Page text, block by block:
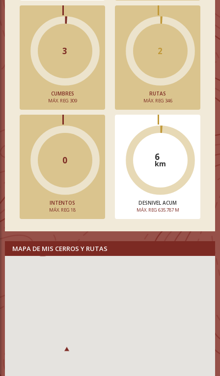
3
CUMBRES
MÁX. REG 309
2
RUTAS
MÁX. REG 346
0
INTENTOS
MÁX. REG 18
6
km
DESNIVEL ACUM
MÁX. REG 635.787 M
MAPA DE MIS CERROS Y RUTAS